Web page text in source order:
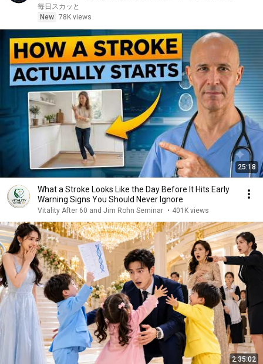
面接で社長室へ入ると、彼は私を見て微笑んだ。「妻
よ、まだ僕を覚えているか？」――
毎日スカッと
New 78K views
25:18
What a Stroke Looks Like the Day Before It Hits Early
Warning Signs You Should Never Ignore
Vitality After 60 and Jim Rohn Seminar • 401K views
2:35:02